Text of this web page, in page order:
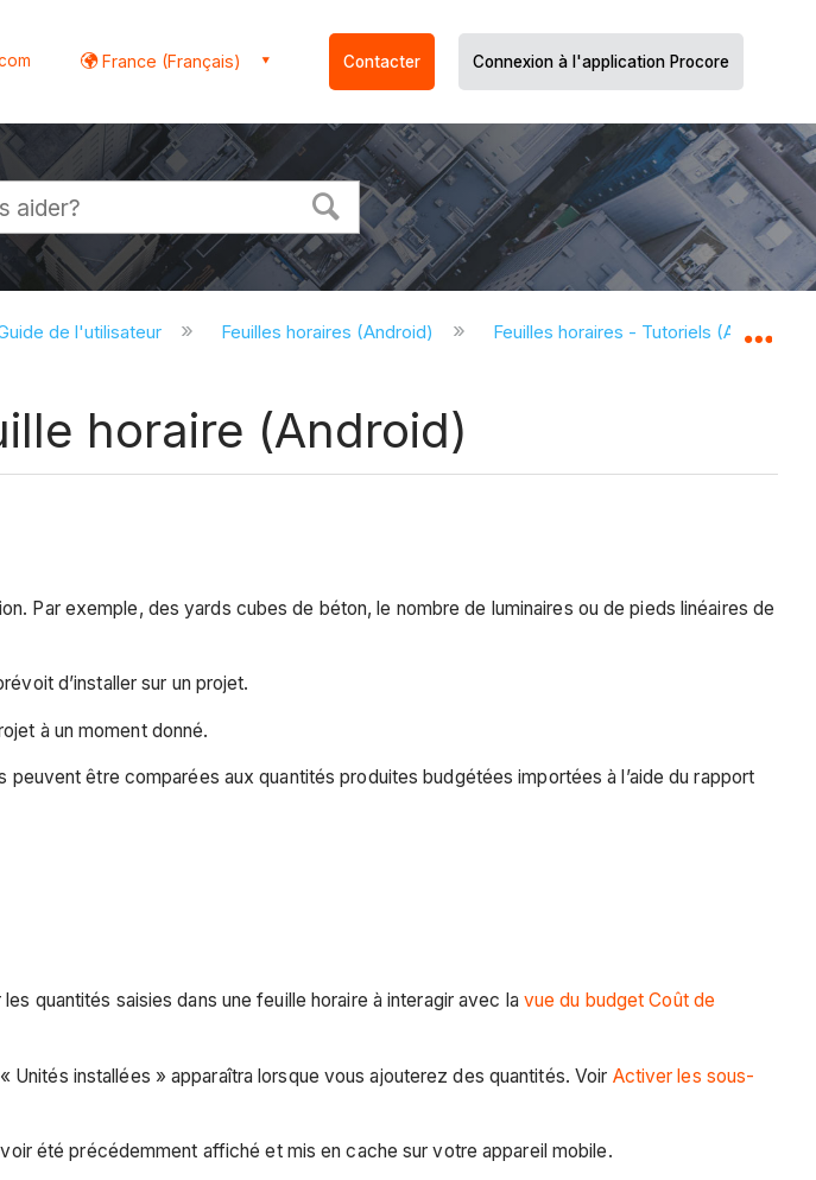
France (Français) Contacter Connexion à l'application Procore
de l'utilisateur Feuilles horaires (Android) Feuilles horaires - Tutoriels (Android)
horaire (Android)
Par exemple, des yards cubes de béton, le nombre de luminaires ou de pieds linéaires de
d’installer sur un projet.
à un moment donné.
être comparées aux quantités produites budgétées importées à l’aide du rapport
quantités saisies dans une feuille horaire à interagir avec la vue du budget Coût de
installées » apparaîtra lorsque vous ajouterez des quantités. Voir Activer les sous-
été précédemment affiché et mis en cache sur votre appareil mobile.